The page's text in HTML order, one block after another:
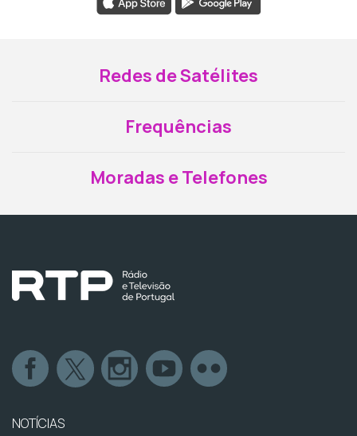
Redes de Satélites
Frequências
Moradas e Telefones
NOTÍCIAS